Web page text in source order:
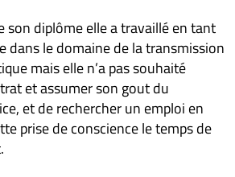
son diplôme elle a travaillé en tant
dans le domaine de la transmission
mais elle n’a pas souhaité
et assumer son gout du
et de rechercher un emploi en
prise de conscience le temps de